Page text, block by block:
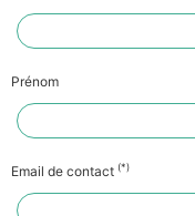
Prénom
Email de contact (*)